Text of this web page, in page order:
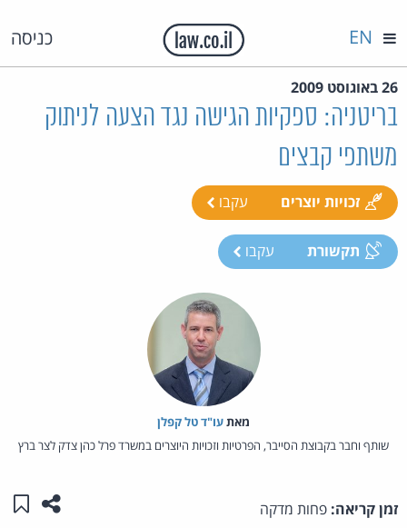
כניסה EN
26 באוגוסט 2009
בריטניה: ספקיות הגישה נגד הצעה לניתוק
משתפי קבצים
זכויות יוצרים עקבו
תקשורת עקבו
מאת‏עו"ד טל קפלן
שותף וחבר בקבוצת הסייבר, הפרטיות וזכויות היוצרים במשרד פרל כהן צדק לצר ברץ
זמן קריאה: פחות מדקה שתפו